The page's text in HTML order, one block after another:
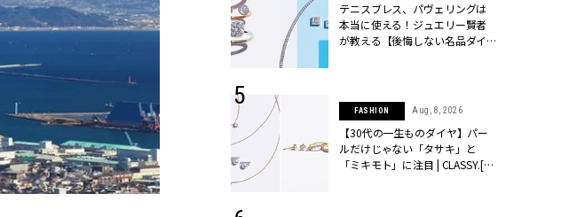
【堀田茜さん】2025年秋の挙
式・披露宴の全容をレポート＜
CLASSY.[クラッシィ]
WEDDING Aug, 13, 2025
【結婚指輪】人気ブランドのリ
ング22選｜20〜30代カップルの
エピソードも | CLASSY.[クラッシ
ィ]
テニスブレス、パヴェリングは
本当に使える！ジュエリー賢者
が教える【後悔しない名品ダイ
FASHION Aug, 8, 2026
【30代の一生ものダイヤ】パー
ルだけじゃない「タサキ」と
「ミキモト」に注目 | CLASSY.[ク